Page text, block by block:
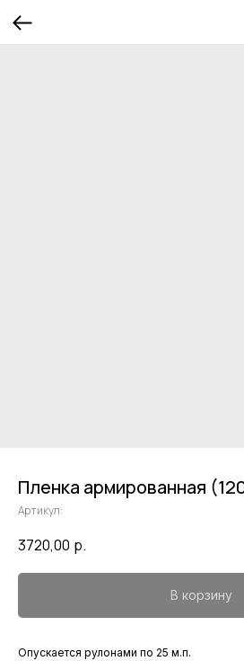
Пленка армированная
Артикул:
3720,00 р.
В корзину
Опускается рулонами по 25 м.п.